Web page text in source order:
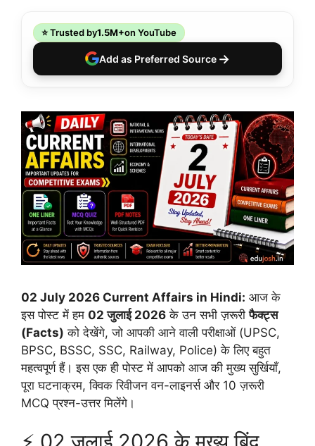
⭐ Trusted by1.5M+on YouTube
Add as Preferred Source →
02 July 2026 Current Affairs in Hindi: आज के
इस पोस्ट में हम 02 जुलाई 2026 के उन सभी ज़रूरीफैक्ट्स
(Facts) को देखेंगे, जो आपकी आने वाली परीक्षाओं (UPSC,
BPSC, BSSC, SSC, Railway, Police) के लिए बहुत
महत्वपूर्ण हैं। इस एक ही पोस्ट में आपको आज की मुख्य सुर्खियाँ,
पूरा घटनाक्रम, क्विक रिवीजन वन-लाइनर्स और 10 ज़रूरी
MCQ प्रश्न-उत्तर मिलेंगे।